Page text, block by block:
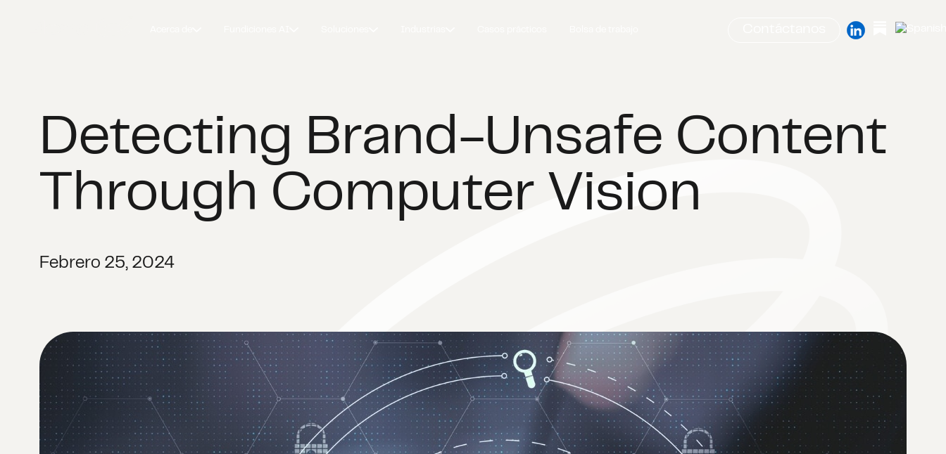
Detecting Brand-Unsafe Content
Through Computer Vision
Febrero 25, 2024